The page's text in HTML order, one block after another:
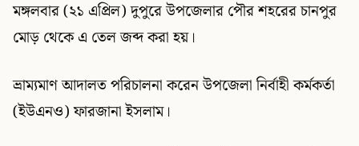
মঙ্গলবার (২১ এপ্রিল) দুপুরে উপজেলার পৌর শহরের চানপুর
মোড় থেকে এ তেল জব্দ করা হয়।
ভ্রাম্যমাণ আদালত পরিচালনা করেন উপজেলা নির্বাহী কর্মকর্তা
(ইউএনও) ফারজানা ইসলাম।